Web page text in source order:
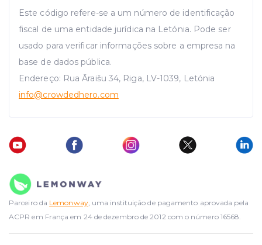
Este código refere-se a um número de identificação
fiscal de uma entidade jurídica na Letónia. Pode ser
usado para verificar informações sobre a empresa na
base de dados pública.
Endereço: Rua Āraišu 34, Riga, LV-1039, Letónia
info@crowdedhero.com
Parceiro da Lemonway, uma instituição de pagamento aprovada pela
ACPR em França em 24 de dezembro de 2012 com o número 16568.